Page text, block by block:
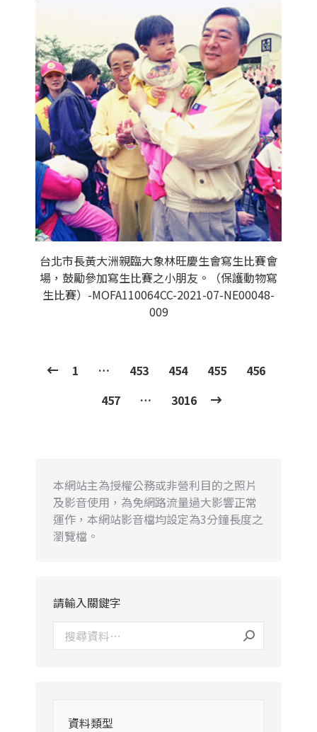
台北市長黃大洲親臨大象林旺慶生會寫生比賽會
場，鼓勵參加寫生比賽之小朋友。（保護動物寫
生比賽）-MOFA110064CC-2021-07-NE00048-
009
1 … 453 454 455
456
457
… 3016
本網站主為授權公務或非營利目的之照片
及影音使用，為免網路流量過大影響正常
運作，本網站影音檔均設定為3分鐘長度之
瀏覽檔。
請輸入關鍵字
資料類型